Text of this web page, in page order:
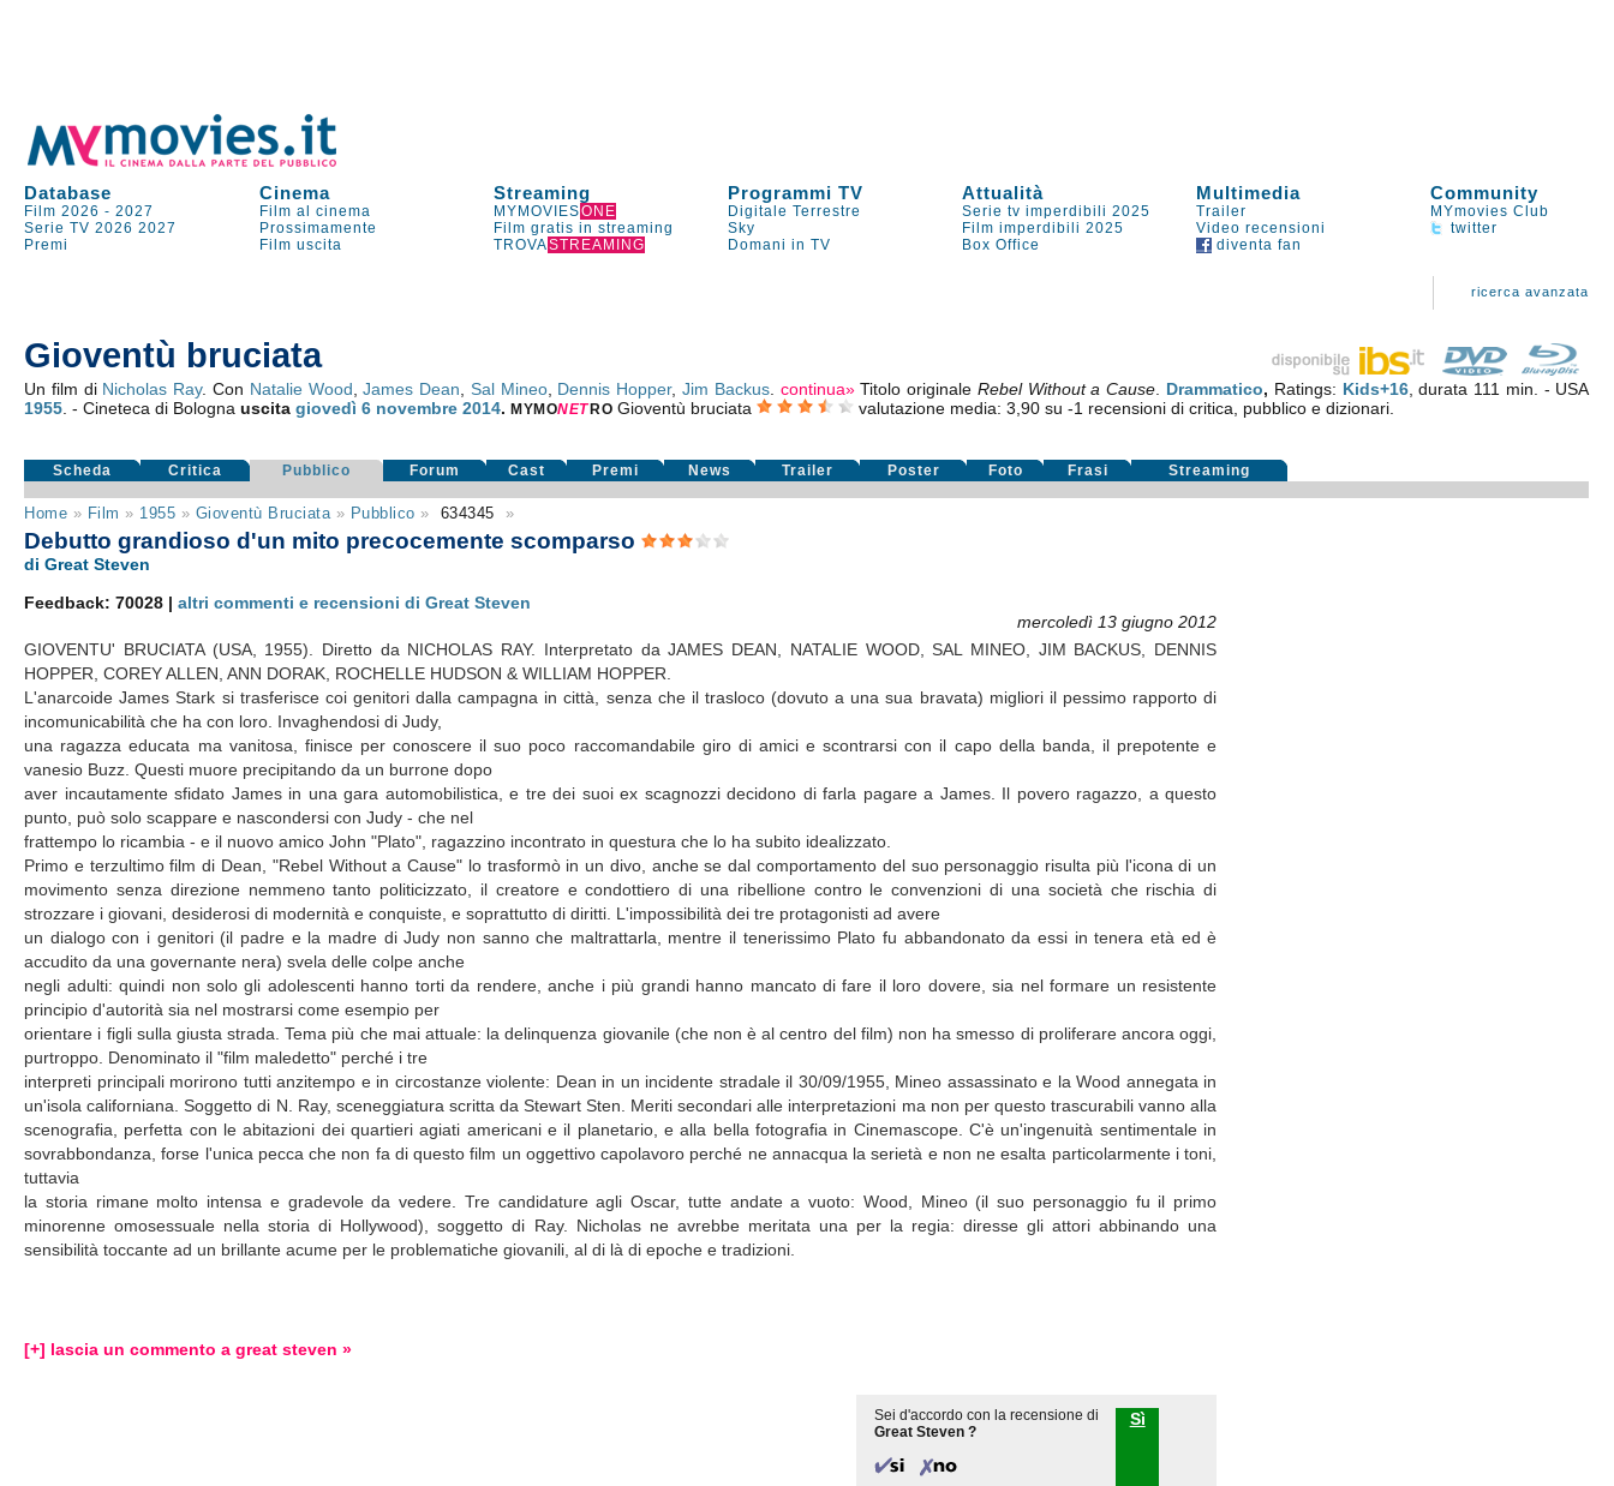
Database Cinema Streaming Programmi TV Attualità Multimedia Community
Film 2026 -2027 Film al cinema MYMOVIESONE Digitale Terrestre Serie tv imperdibili 2025 Trailer
MYmovies Club
Serie TV 2026 2027 Prossimamente Film gratis in streaming Sky Film imperdibili 2025 Video recensioni
twitter
Premi
Film uscita TROVASTREAMING Domani in TV Box Office diventa fan
ricerca avanzata
Gioventù bruciata
Un film di Nicholas Ray. Con Natalie Wood ,James Dean Sal Mineo, Dennis Hopper,Jim Backus. continua» Titolo originale Rebel Without a Cause Drammatico, Ratings: Kids+16, durata 111 min. - USA
1955 . - Cineteca di Bolognauscitagiovedì 6 novembre 2014.MYMONET RO Gioventù bruciata valutazione media: 3,90 su -1 recensioni di critica, pubblico e dizionari.
Scheda Critica Pubblico Forum Cast Premi News Trailer Poster Foto Frasi Streaming
Home » Film » 1955 » Gioventù Bruciata» Pubblico » 634345 »
Debutto grandioso d'un mito precocemente scomparso
di Great Steven
Feedback: 70028 |altri commenti e recensioni di Great Steven
mercoledì 13 giugno 2012
GIOVENTU' BRUCIATA (USA, 1955). Diretto da NICHOLAS RAY. Interpretato da JAMES DEAN, NATALIE WOOD, SAL MINEO, JIM BACKUS, DENNIS
HOPPER, COREY ALLEN, ANN DORAK, ROCHELLE HUDSON & WILLIAM HOPPER.
L'anarcoide James Stark si trasferisce coi genitori dalla campagna in città, senza che il trasloco (dovuto a una sua bravata) migliori il pessimo rapporto di
incomunicabilità che ha con loro. Invaghendosi di Judy,
una ragazza educata ma vanitosa, finisce per conoscere il suo poco raccomandabile giro di amici e scontrarsi con il capo della banda, il prepotente e
vanesio Buzz. Questi muore precipitando da un burrone dopo
aver incautamente sfidato James in una gara automobilistica, e tre dei suoi ex scagnozzi decidono di farla pagare a James. Il povero ragazzo, a questo
punto, può solo scappare e nascondersi con Judy - che nel
frattempo lo ricambia - e il nuovo amico John "Plato", ragazzino incontrato in questura che lo ha subito idealizzato.
Primo e terzultimo film di Dean, "Rebel Without a Cause" lo trasformò in un divo, anche se dal comportamento del suo personaggio risulta più l'icona di un
movimento senza direzione nemmeno tanto politicizzato, il creatore e condottiero di una ribellione contro le convenzioni di una società che rischia di
strozzare i giovani, desiderosi di modernità e conquiste, e soprattutto di diritti. L'impossibilità dei tre protagonisti ad avere
un dialogo con i genitori (il padre e la madre di Judy non sanno che maltrattarla, mentre il tenerissimo Plato fu abbandonato da essi in tenera età ed è
accudito da una governante nera) svela delle colpe anche
negli adulti: quindi non solo gli adolescenti hanno torti da rendere, anche i più grandi hanno mancato di fare il loro dovere, sia nel formare un resistente
principio d'autorità sia nel mostrarsi come esempio per
orientare i figli sulla giusta strada. Tema più che mai attuale: la delinquenza giovanile (che non è al centro del film) non ha smesso di proliferare ancora oggi,
purtroppo. Denominato il "film maledetto" perché i tre
interpreti principali morirono tutti anzitempo e in circostanze violente: Dean in un incidente stradale il 30/09/1955, Mineo assassinato e la Wood annegata in
un'isola californiana. Soggetto di N. Ray, sceneggiatura scritta da Stewart Sten. Meriti secondari alle interpretazioni ma non per questo trascurabili vanno alla
scenografia, perfetta con le abitazioni dei quartieri agiati americani e il planetario, e alla bella fotografia in Cinemascope. C'è un'ingenuità sentimentale in
sovrabbondanza, forse l'unica pecca che non fa di questo film un oggettivo capolavoro perché ne annacqua la serietà e non ne esalta particolarmente i toni,
tuttavia
la storia rimane molto intensa e gradevole da vedere. Tre candidature agli Oscar, tutte andate a vuoto: Wood, Mineo (il suo personaggio fu il primo
minorenne omosessuale nella storia di Hollywood), soggetto di Ray. Nicholas ne avrebbe meritata una per la regia: diresse gli attori abbinando una
sensibilità toccante ad un brillante acume per le problematiche giovanili, al di là di epoche e tradizioni.
[+] lascia un commento a great steven »
Sei d'accordo con la recensione di
Great Steven ?
Sì